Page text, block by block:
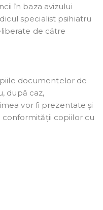
în baza avizului
specialist psihiatru
de către
documentelor de
după caz,
vor fi prezentate și
conformității copiilor cu